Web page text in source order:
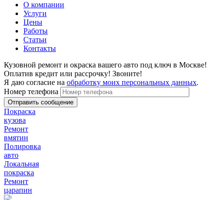
О компании
Услуги
Цены
Работы
Статьи
Контакты
Кузовной ремонт и окраска вашего авто под ключ в Москве!
Оплатив кредит или рассрочку! Звоните!
Я даю согласие на обработку моих персональных данных.
Номер телефона
Покраска
кузова
Ремонт
вмятин
Полировка
авто
Локальная
покраска
Ремонт
царапин